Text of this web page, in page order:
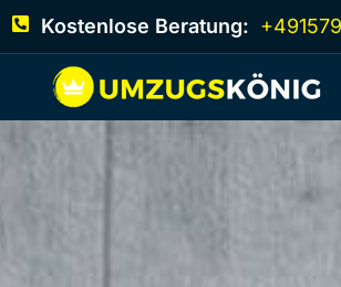
Kostenlose Beratung: